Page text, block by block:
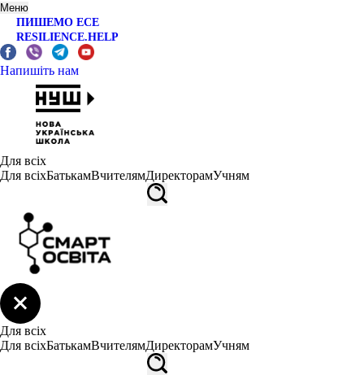
Меню
ПИШЕМО ЕСЕ
RESILIENCE.HELP
Напишіть нам
Для всіх
Для всіхБатькамВчителямДиректорамУчням
Для всіх
Для всіхБатькамВчителямДиректорамУчням